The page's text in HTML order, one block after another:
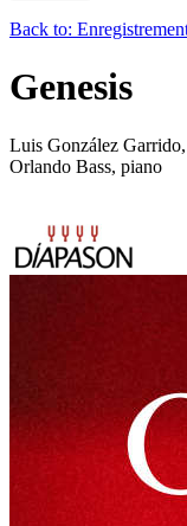
Back to:
Genesis
Luis González
Orlando Bass, piano